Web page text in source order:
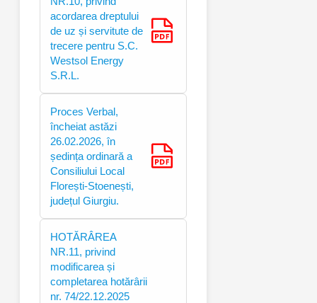
acordarea dreptului
de uz și servitute de
trecere pentru S.C.
Westsol Energy
S.R.L.
Proces Verbal,
încheiat astăzi
26.02.2026, în
ședința ordinară a
Consiliului Local
Florești-Stoenești,
județul Giurgiu.
HOTĂRÂREA
NR.11, privind
modificarea și
completarea hotărârii
nr. 74/22.12.2025